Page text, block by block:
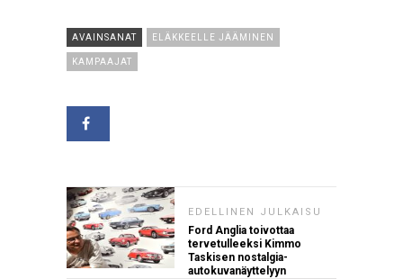
AVAINSANAT ELÄKKEELLE JÄÄMINEN
KAMPAAJAT
EDELLINEN JULKAISU
Ford Anglia toivottaa
tervetulleeksi Kimmo
Taskisen nostalgia-
autokuvanäyttelyyn